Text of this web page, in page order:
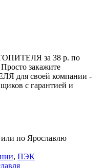
за 38 р. по
закажите
для своей компании -
с гарантией и
по Ярославлю
, ПЭК